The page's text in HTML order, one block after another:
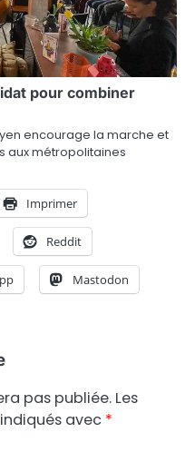
pour combiner
encourage la marche et
aux métropolitaines
Imprimer
Reddit
Mastodon
pas publiée. Les
avec *